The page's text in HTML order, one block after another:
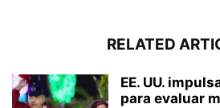
RELATED
EE. UU.
para evaluar